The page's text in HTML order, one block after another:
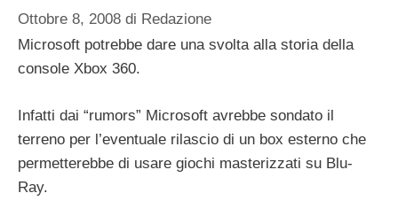
Ottobre 8, 2008 di Redazione
Microsoft potrebbe dare una svolta alla storia della
console Xbox 360.
Infatti dai “rumors” Microsoft avrebbe sondato il
terreno per l’eventuale rilascio di un box esterno che
permetterebbe di usare giochi masterizzati su Blu-
Ray.